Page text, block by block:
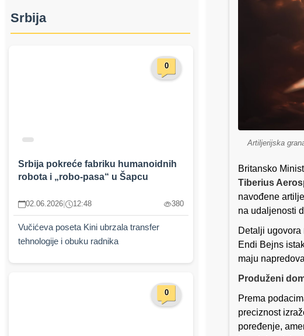
Srbija
0
Srbija pokreće fabriku humanoidnih
robota i „robo-pasa“ u Šapcu
02.06.2026 12:48 380
Vučićeva poseta Kini ubrzala transfer
tehnologije i obuku radnika
0
Artiljerijska
Britansko
Tiberius
navođene
na udaljenosti
Detalji
Endi Bejns
maju
Produženi
Prema
preciznost
poređenje,